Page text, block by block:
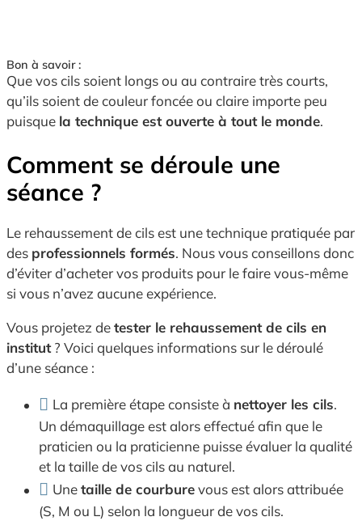
Bon à savoir :
Que vos cils soient longs ou au contraire très courts,
qu’ils soient de couleur foncée ou claire importe peu
puisque la technique est ouverte à tout le monde.
Comment se déroule une
séance ?
Le rehaussement de cils est une technique pratiquée par
des professionnels formés. Nous vous conseillons donc
d’éviter d’acheter vos produits pour le faire vous-même
si vous n’avez aucune expérience.
Vous projetez detester le rehaussement de cils en
institut? Voici quelques informations sur le déroulé
d’une séance :
La première étape consiste à nettoyer les cils.
Un démaquillage est alors effectué afin que le
praticien ou la praticienne puisse évaluer la qualité
et la taille de vos cils au naturel.
Unetaille de courburevous est alors attribuée
(S, M ou L) selon la longueur de vos cils.